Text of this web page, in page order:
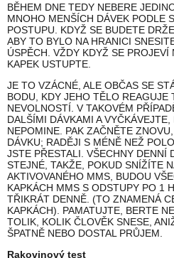
BĚHEM DNE TEDY NEBERE
MNOHO MENŠÍCH DÁVEK PODLE
POSTUPU. KDYŽ SE BUDETE
ABY TO BYLO NA HRANICI
ÚSPĚCH. VŽDY KDYŽ SE PROJEVÍ
KAPEK USTUPTE.
JE TO VZÁCNÉ, ALE OBČAS SE
BODU, KDY JEHO TĚLO REAGUJE
NEVOLNOSTÍ. V TAKOVÉM
DALŠÍMI DÁVKAMI A
NEPOMINE. PAK ZAČNĚTE
DÁVKU; RADĚJI S MÉNĚ NEŽ
JSTE PŘESTALI. VŠECHNY DENNÍ
STEJNÉ, TAKŽE, POKUD SNÍŽÍTE
AKTIVOVANÉHO MMS, BUDOU
KAPKÁCH MMS S ODSTUPY PO 1
TŘIKRÁT DENNĚ. (TO ZNAMENÁ
KAPKÁCH). PAMATUJTE, BERTE
TOLIK, KOLIK ČLOVĚK SNESE,
ŠPATNĚ NEBO DOSTAL PRŮJEM.
Rakovinový test